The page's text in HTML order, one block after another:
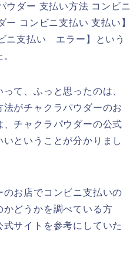
ウダー 支払い方法 コンビニ
コンビニ支払い 支払い】
ニ支払い エラー】という
て、ふっと思ったのは、
がチャクラパウダーのお
チャクラパウダーの公式
ということが分かりまし
お店でコンビニ支払いの
どうかを調べている方
サイトを参考にしていた